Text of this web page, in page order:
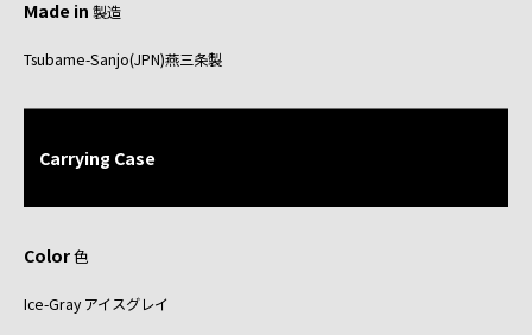
Made in 製造
Tsubame-Sanjo(JPN)燕三条製
Carrying Case
Color色
Ice-Gray アイスグレイ